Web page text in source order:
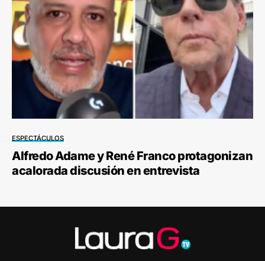
ESPECTÁCULOS
Alfredo Adame y René Franco protagonizan
acalorada discusión en entrevista